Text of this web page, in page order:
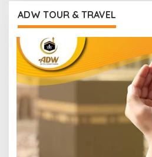
ADW TOUR & TRAVEL